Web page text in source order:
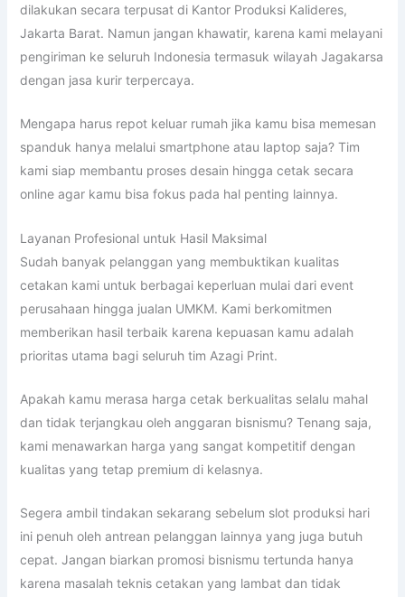
dilakukan secara terpusat di Kantor Produksi Kalideres,
Jakarta Barat. Namun jangan khawatir, karena kami melayani
pengiriman ke seluruh Indonesia termasuk wilayah Jagakarsa
dengan jasa kurir terpercaya.
Mengapa harus repot keluar rumah jika kamu bisa memesan
spanduk hanya melalui smartphone atau laptop saja? Tim
kami siap membantu proses desain hingga cetak secara
online agar kamu bisa fokus pada hal penting lainnya.
Layanan Profesional untuk Hasil Maksimal
Sudah banyak pelanggan yang membuktikan kualitas
cetakan kami untuk berbagai keperluan mulai dari event
perusahaan hingga jualan UMKM. Kami berkomitmen
memberikan hasil terbaik karena kepuasan kamu adalah
prioritas utama bagi seluruh tim Azagi Print.
Apakah kamu merasa harga cetak berkualitas selalu mahal
dan tidak terjangkau oleh anggaran bisnismu? Tenang saja,
kami menawarkan harga yang sangat kompetitif dengan
kualitas yang tetap premium di kelasnya.
Segera ambil tindakan sekarang sebelum slot produksi hari
ini penuh oleh antrean pelanggan lainnya yang juga butuh
cepat. Jangan biarkan promosi bisnismu tertunda hanya
karena masalah teknis cetakan yang lambat dan tidak